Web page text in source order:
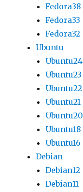
Fedora38
Fedora33
Fedora32
Ubuntu
Ubuntu24
Ubuntu23
Ubuntu22
Ubuntu21
Ubuntu20
Ubuntu18
Ubuntu16
Debian
Debian12
Debian11